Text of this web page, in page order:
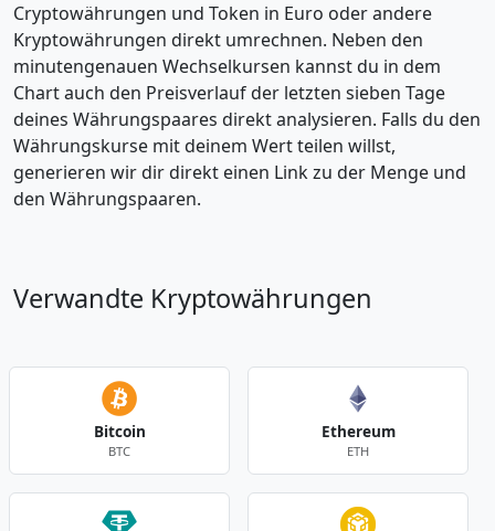
Cryptowährungen und Token in Euro oder andere
Kryptowährungen direkt umrechnen. Neben den
minutengenauen Wechselkursen kannst du in dem
Chart auch den Preisverlauf der letzten sieben Tage
deines Währungspaares direkt analysieren. Falls du den
Währungskurse mit deinem Wert teilen willst,
generieren wir dir direkt einen Link zu der Menge und
den Währungspaaren.
Verwandte Kryptowährungen
Bitcoin
BTC
Ethereum
ETH